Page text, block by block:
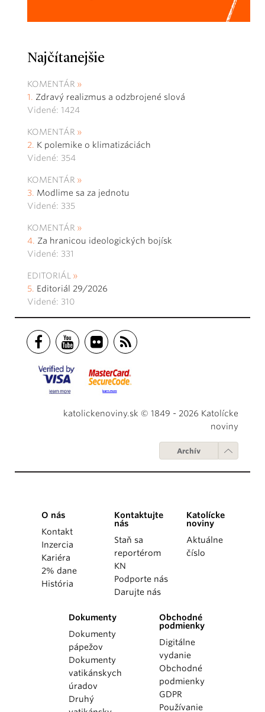
Najčítanejšie
KOMENTÁR
Zdravý realizmus a odzbrojené slová
Videné: 1424
KOMENTÁR
K polemike o klimatizáciách
Videné: 354
KOMENTÁR
Modlime sa za jednotu
Videné: 335
KOMENTÁR
Za hranicou ideologických bojísk
Videné: 331
EDITORIÁL
Editoriál 29/2026
Videné: 310
katolickenoviny.sk © 1849 - 2026 Katolícke
noviny
Archív
O nás
Kontakt
Inzercia
Kariéra
2% dane
História
Kontaktujte
nás
Staň sa
reportérom
KN
Podporte nás
Darujte nás
Katolícke
noviny
Aktuálne
číslo
Dokumenty
Dokumenty
pápežov
Dokumenty
vatikánskych
úradov
Druhý
Obchodné
podmienky
Digitálne
vydanie
Obchodné
podmienky
GDPR
Používanie